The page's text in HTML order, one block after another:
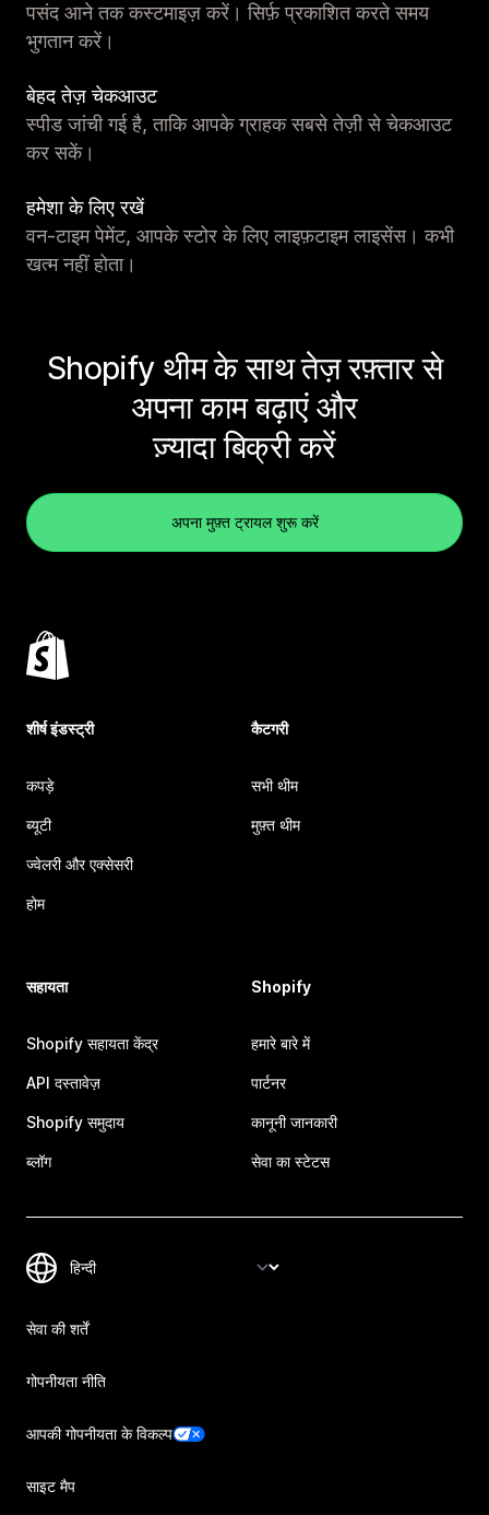
पसंद आने तक कस्टमाइज़ करें। सिर्फ़ प्रकाशित करते समय
भुगतान करें।
बेहद तेज़ चेकआउट
स्पीड जांची गई है, ताकि आपके ग्राहक सबसे तेज़ी से चेकआउट
कर सकें।
हमेशा के लिए रखें
वन-टाइम पेमेंट, आपके स्टोर के लिए लाइफ़टाइम लाइसेंस। कभी
खत्म नहीं होता।
Shopify थीम के साथ तेज़ रफ़्तार से
अपना काम बढ़ाएं और
ज़्यादा बिक्री करें
अपना मुफ़्त ट्रायल शुरू करें
शीर्ष इंडस्ट्री
कपड़े
ब्यूटी
ज्वेलरी और एक्सेसरी
होम
कैटगरी
सभी थीम
मुफ़्त थीम
सहायता
Shopify सहायता केंद्र
API दस्तावेज़
Shopify समुदाय
ब्लॉग
Shopify
हमारे बारे में
पार्टनर
कानूनी जानकारी
सेवा का स्टेटस
सेवा की शर्तें
गोपनीयता नीति
आपकी गोपनीयता के विकल्प
साइट मैप